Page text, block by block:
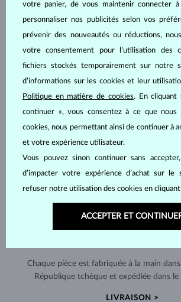
Chaque pièce est fabriquée à la main
République tchèque et expédiée dans
LIVRAISON >
votre panier, de vous maintenir connecter
personnaliser nos publicités selon vos
prévenir des nouveautés ou réductions,
votre consentement pour l’utilisation des
fichiers stockés temporairement sur notre
d’informations sur les cookies et leur
Politique en matière de cookies. En cliquant
continuer », vous consentez à ce que nous
cookies, nous permettant ainsi de continuer à
et votre expérience utilisateur.
Vous pouvez sinon continuer sans
d’impacter votre expérience d’achat sur le
refuser notre utilisation des cookies en cliquant
ACCEPTER ET